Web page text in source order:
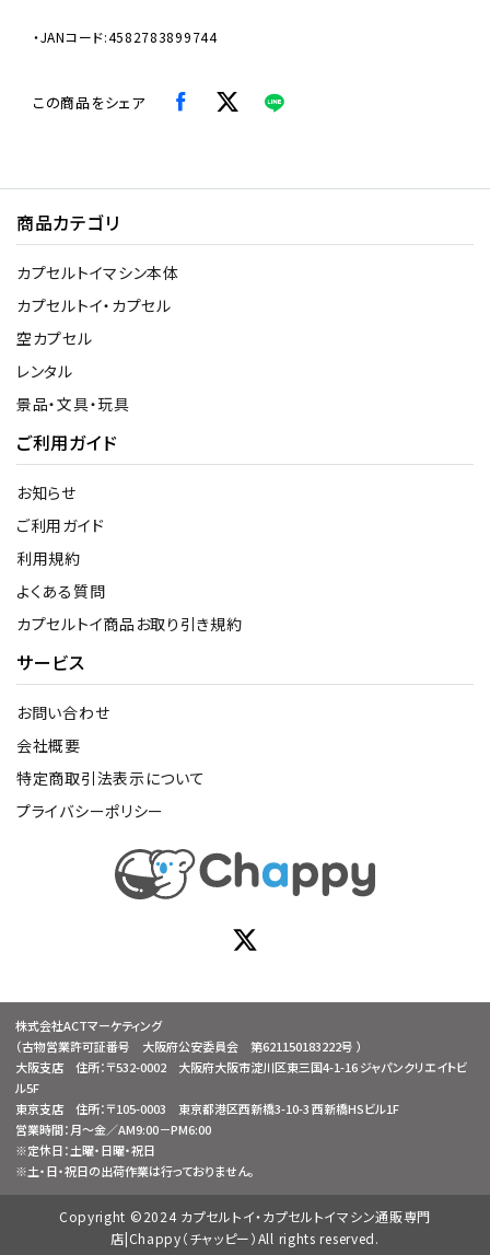
・JANコード:4582783899744
この商品をシェア
商品カテゴリ
カプセルトイマシン本体
カプセルトイ・カプセル
空カプセル
レンタル
景品・文具・玩具
ご利用ガイド
お知らせ
ご利用ガイド
利用規約
よくある質問
カプセルトイ商品お取り引き規約
サービス
お問い合わせ
会社概要
特定商取引法表示について
プライバシーポリシー
株式会社ACTマーケティング
（古物営業許可証番号 大阪府公安委員会 第621150183222号 ）
大阪支店 住所：〒532-0002 大阪府大阪市淀川区東三国4-1-16 ジャパンクリエイトビ
ル5F
東京支店 住所：〒105-0003 東京都港区西新橋3-10-3 西新橋HSビル1F
営業時間：月～金／AM9:00－PM6:00
※定休日：土曜・日曜・祝日
※土・日・祝日の出荷作業は行っておりません。
Copyright ©2024 カプセルトイ・カプセルトイマシン通販専門
店|Chappy（チャッピー）All rights reserved.